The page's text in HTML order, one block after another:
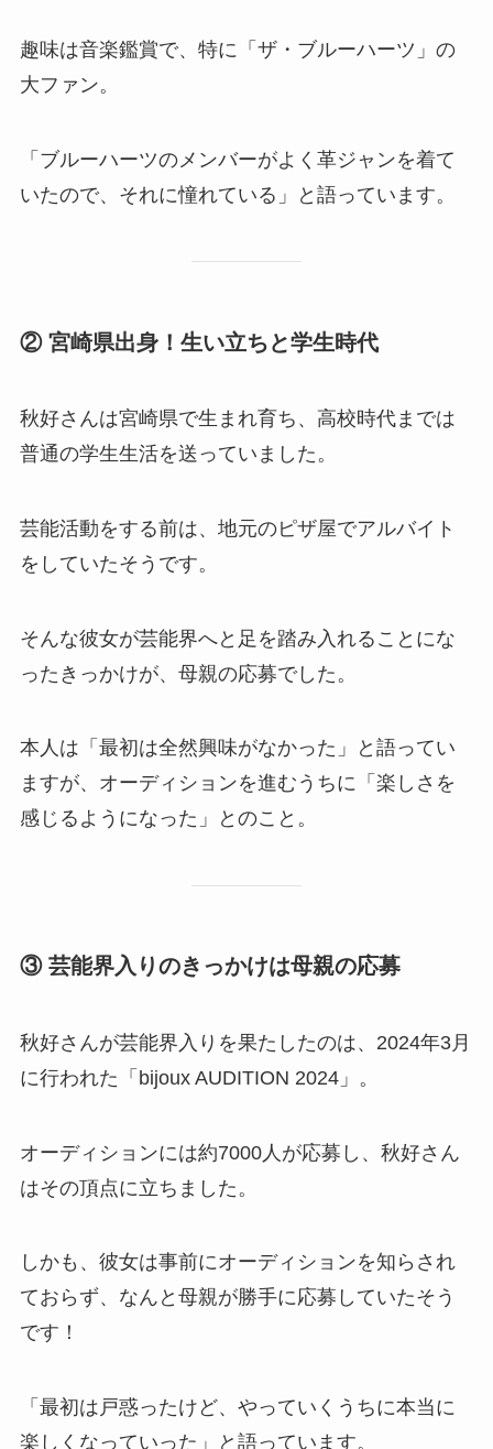
趣味は音楽鑑賞で、特に「ザ・ブルーハーツ」の
大ファン。
「ブルーハーツのメンバーがよく革ジャンを着て
いたので、それに憧れている」と語っています。
② 宮崎県出身！生い立ちと学生時代
秋好さんは宮崎県で生まれ育ち、高校時代までは
普通の学生生活を送っていました。
芸能活動をする前は、地元のピザ屋でアルバイト
をしていたそうです。
そんな彼女が芸能界へと足を踏み入れることにな
ったきっかけが、母親の応募でした。
本人は「最初は全然興味がなかった」と語ってい
ますが、オーディションを進むうちに「楽しさを
感じるようになった」とのこと。
③ 芸能界入りのきっかけは母親の応募
秋好さんが芸能界入りを果たしたのは、2024年3月
に行われた「bijoux AUDITION 2024」。
オーディションには約7000人が応募し、秋好さん
はその頂点に立ちました。
しかも、彼女は事前にオーディションを知らされ
ておらず、なんと母親が勝手に応募していたそう
です！
「最初は戸惑ったけど、やっていくうちに本当に
楽しくなっていった」と語っています。